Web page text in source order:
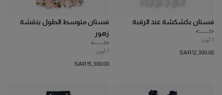
فستان بكشكشة عند الرقبة
<!---->
1 لون
SAR‌12,300.00
فستان متوسط الطول بنقشة
زهور
<!---->
1 لون
SAR‌15,300.00